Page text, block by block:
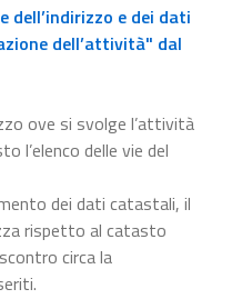
dell’indirizzo e dei dati
dell’attività" dal
ove si svolge l’attività
l’elenco delle vie del
dei dati catastali, il
rispetto al catasto
circa la